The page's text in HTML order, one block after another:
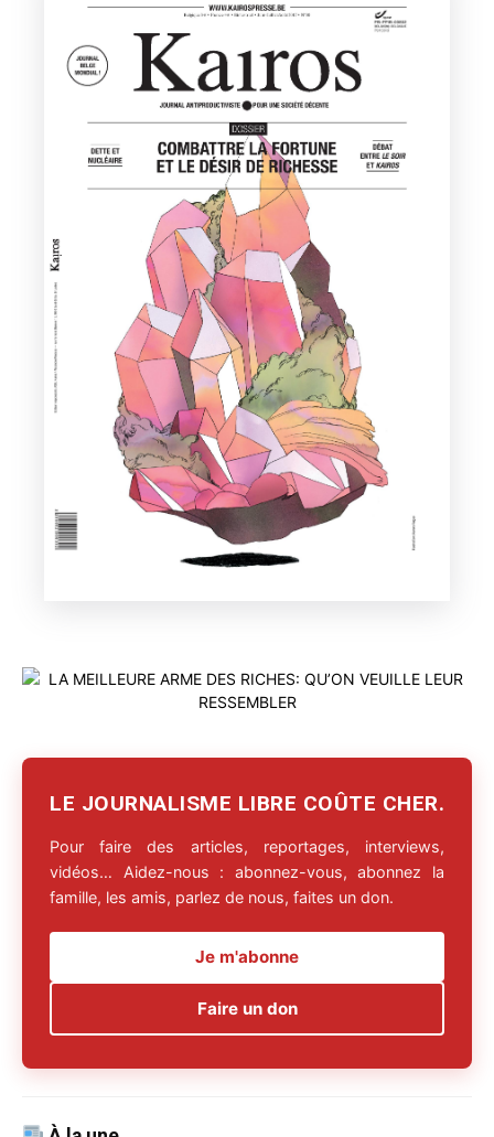
LE JOURNALISME LIBRE COÛTE CHER.
Pour faire des articles, reportages, interviews,
vidéos… Aidez-nous : abonnez-vous, abonnez la
famille, les amis, parlez de nous, faites un don.
Je m'abonne
Faire un don